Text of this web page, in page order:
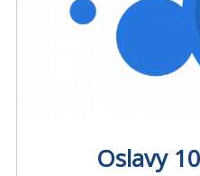
Oslavy